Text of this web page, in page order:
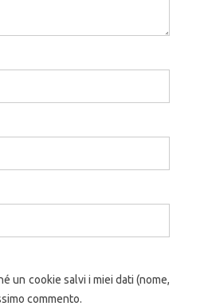
un cookie salvi i miei dati (nome,
commento.